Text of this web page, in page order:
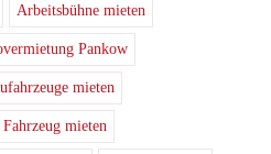
Arbeitsbühne mieten
Pankow
mieten
mieten